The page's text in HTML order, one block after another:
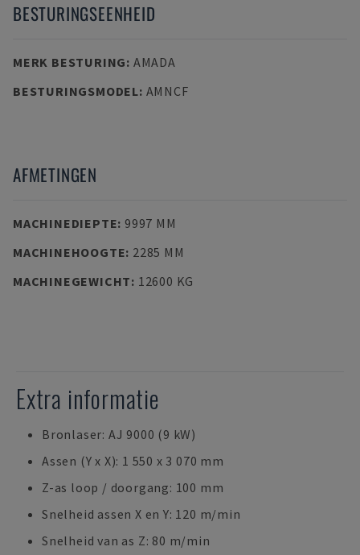
BESTURINGSEENHEID
MERK BESTURING: AMADA
BESTURINGSMODEL: AMNCF
AFMETINGEN
MACHINEDIEPTE: 9997 MM
MACHINEHOOGTE: 2285 MM
MACHINEGEWICHT: 12600 KG
Extra informatie
Bronlaser: AJ 9000 (9 kW)
Assen (Y x X): 1 550 x 3 070 mm
Z-as loop / doorgang: 100 mm
Snelheid assen X en Y: 120 m/min
Snelheid van as Z: 80 m/min